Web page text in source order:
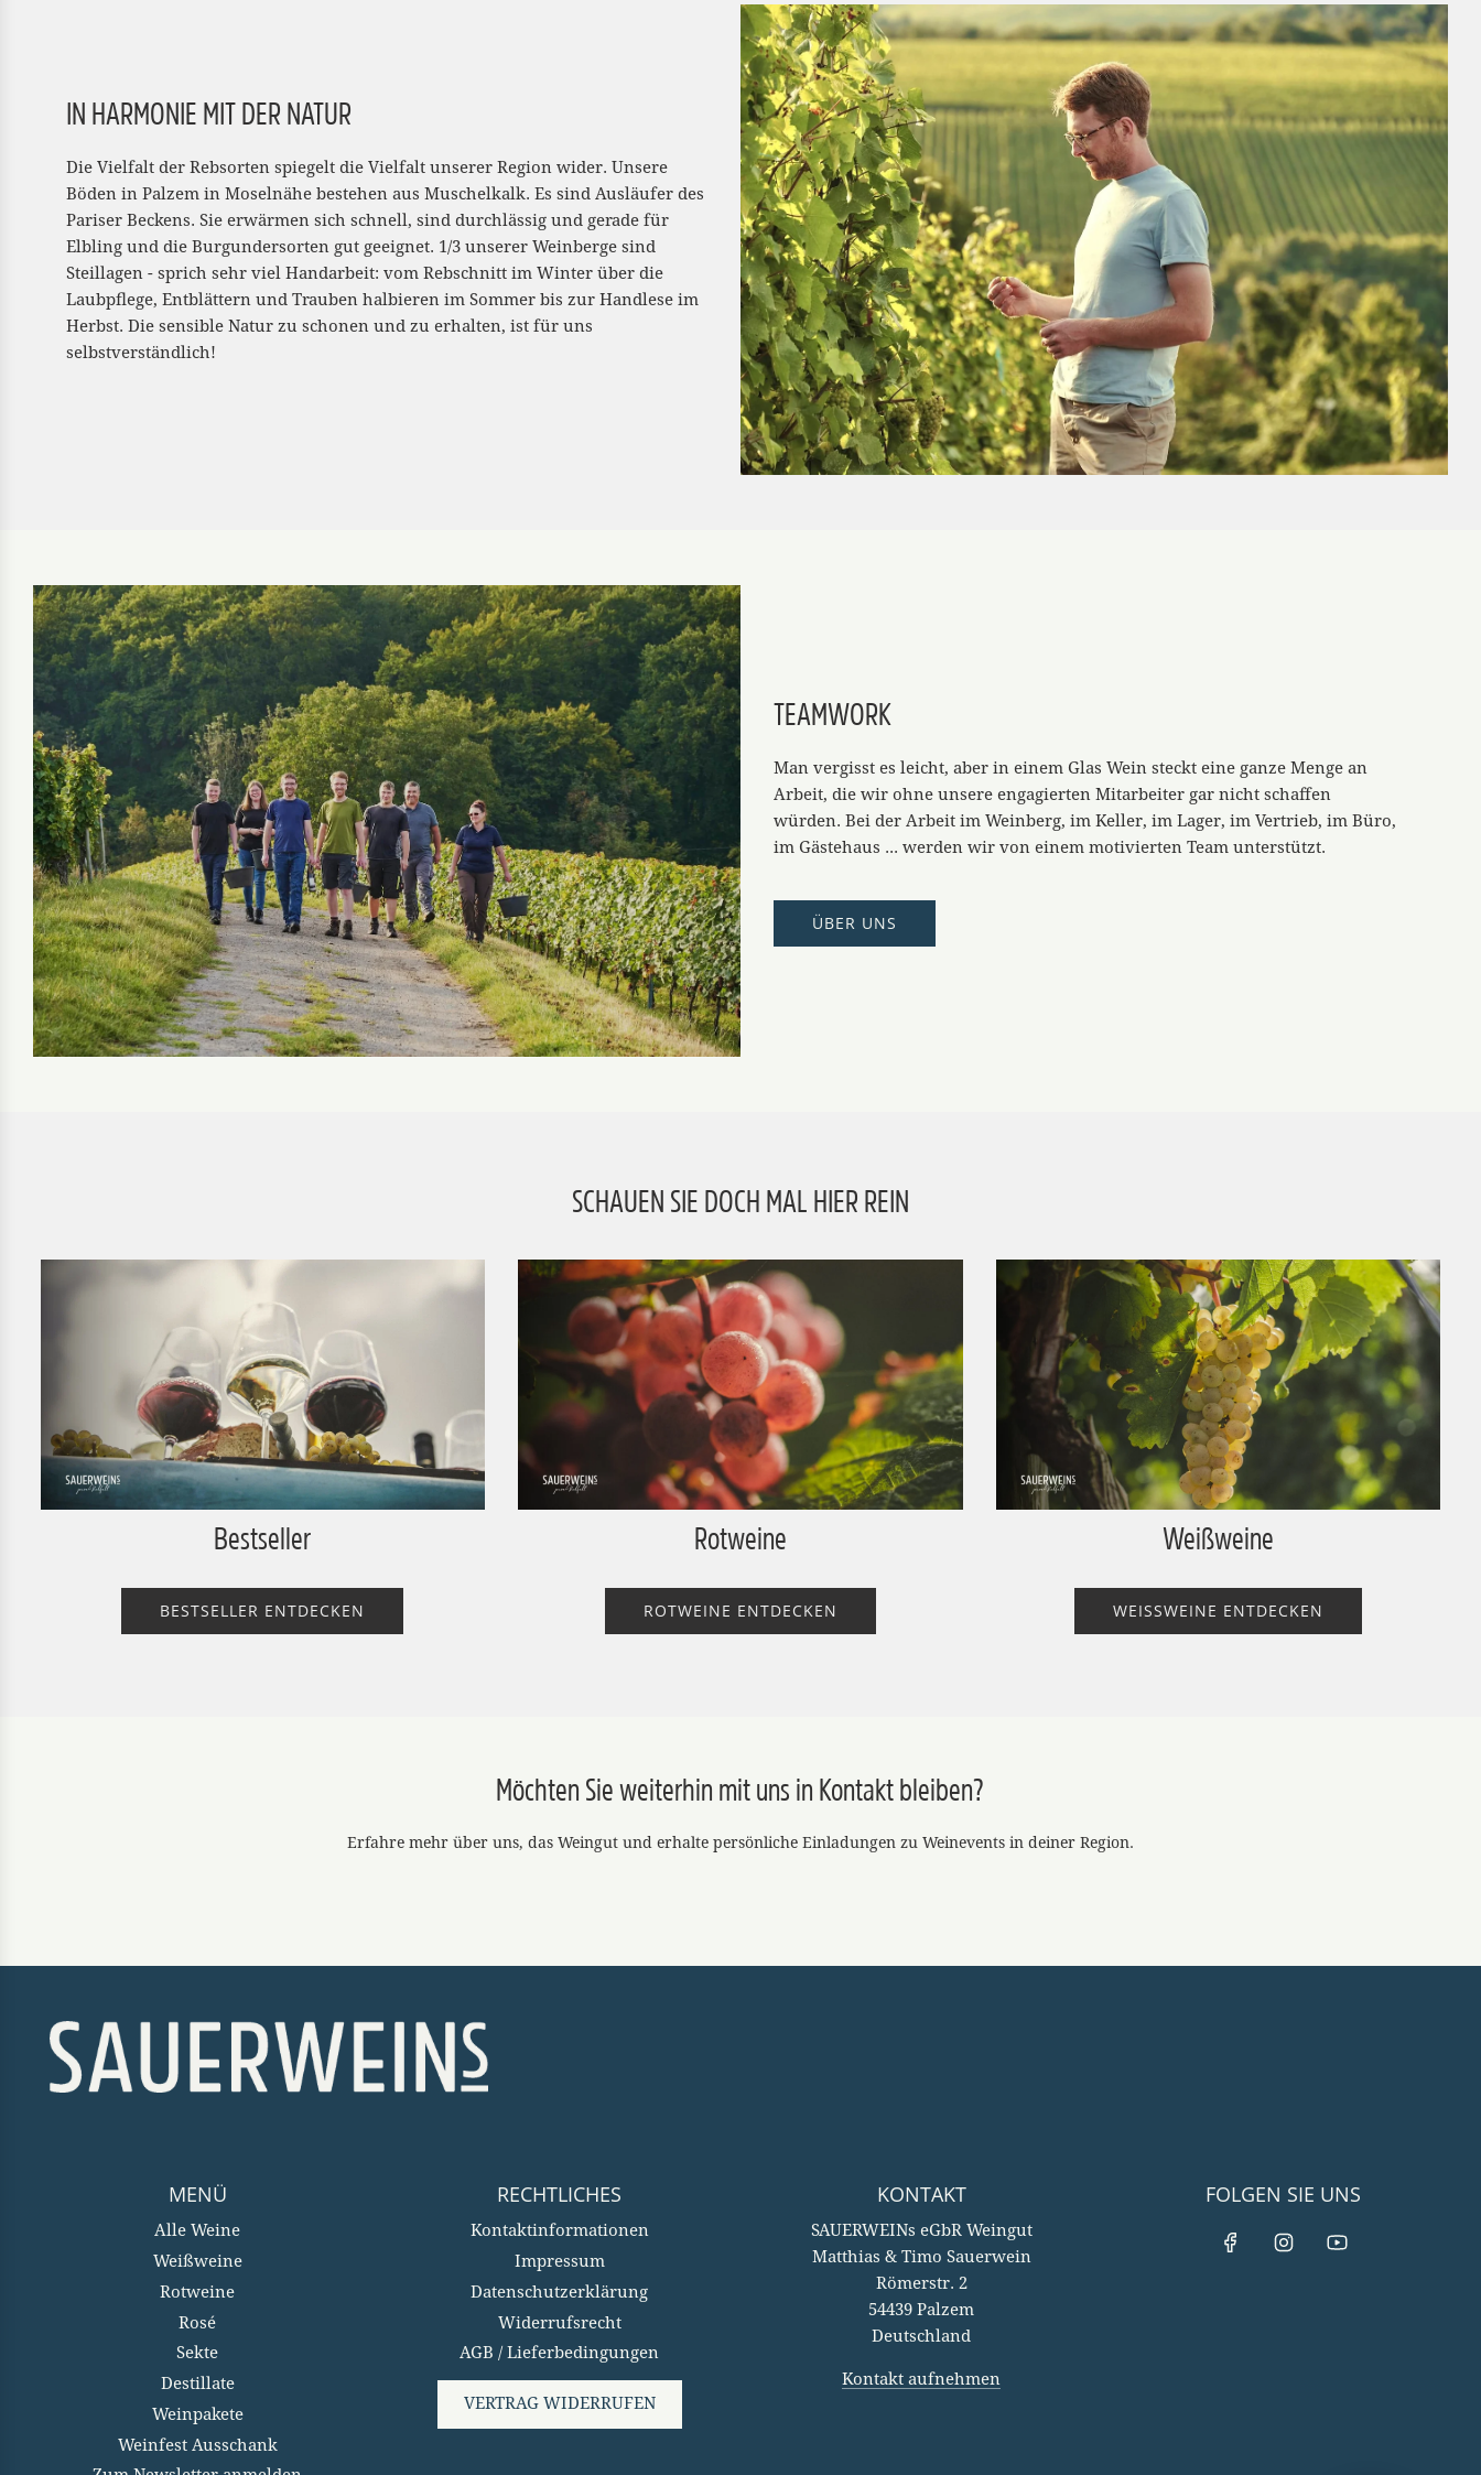
IN HARMONIE MIT DER NATUR
Die Vielfalt der Rebsorten spiegelt die Vielfalt unserer Region wider. Unsere
Böden in Palzem in Moselnähe bestehen aus Muschelkalk. Es sind Ausläufer des
Pariser Beckens. Sie erwärmen sich schnell, sind durchlässig und gerade für
Elbling und die Burgundersorten gut geeignet. 1/3 unserer Weinberge sind
Steillagen - sprich sehr viel Handarbeit: vom Rebschnitt im Winter über die
Laubpflege, Entblättern und Trauben halbieren im Sommer bis zur Handlese im
Herbst. Die sensible Natur zu schonen und zu erhalten, ist für uns
selbstverständlich!
TEAMWORK
Man vergisst es leicht, aber in einem Glas Wein steckt eine ganze Menge an
Arbeit, die wir ohne unsere engagierten Mitarbeiter gar nicht schaffen
würden. Bei der Arbeit im Weinberg, im Keller, im Lager, im Vertrieb, im Büro,
im Gästehaus ... werden wir von einem motivierten Team unterstützt.
ÜBER UNS
SCHAUEN SIE DOCH MAL HIER REIN
Bestseller
BESTSELLER ENTDECKEN
Rotweine
ROTWEINE ENTDECKEN
Weißweine
WEISSWEINE ENTDECKEN
Möchten Sie weiterhin mit uns in Kontakt bleiben?
Erfahre mehr über uns, das Weingut und erhalte persönliche Einladungen zu Weinevents in deiner Region.
MENÜ
Alle Weine
Weißweine
Rotweine
Rosé
Sekte
Destillate
Weinpakete
Weinfest Ausschank
RECHTLICHES
Kontaktinformationen
Impressum
Datenschutzerklärung
Widerrufsrecht
AGB / Lieferbedingungen
VERTRAG WIDERRUFEN
KONTAKT
SAUERWEINs eGbR Weingut
Matthias & Timo Sauerwein
Römerstr. 2
54439 Palzem
Deutschland
Kontakt aufnehmen
FOLGEN SIE UNS